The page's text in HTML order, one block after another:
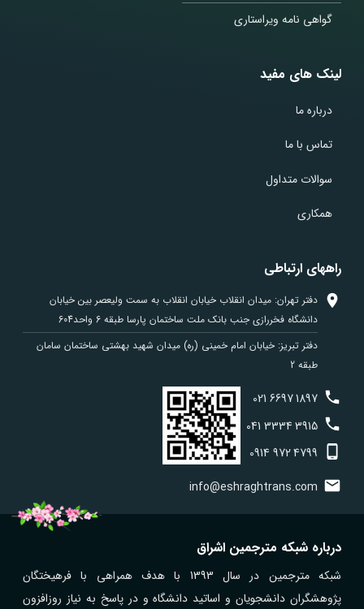
گواهی نامه ویراستاری
لینک های مفید
درباره ما
تماس با ما
سوالات متداول
همکاری
راههای ارتباطی
دفتر تهران: میدان انقلاب خیابان انقلاب به سمت ولیعصر بین خیابان
دانشگاه فخررازی جنب بانک ملت ساختمان پارسا طبقه 6 واحد604
دفتر تبریز: خیابان امام خمینی (ره) میدان شهید بهشتی ساختمان سامان
طبقه 2
021 66971897
041 33343915
0914 9724799
info@eshraghtrans.com
درباره شبکه مترجمین اشراق
شبکه مترجمین در سال 1393 با هدف همراهی با فرهیختگان
پژوهشگران دانشجویان و اساتید دانشگاه و در پاسخ به نیاز روزافزون